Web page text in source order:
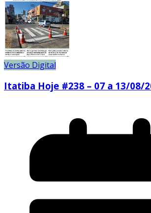
Versão Digital
Itatiba Hoje #238 – 07 a 13/08/